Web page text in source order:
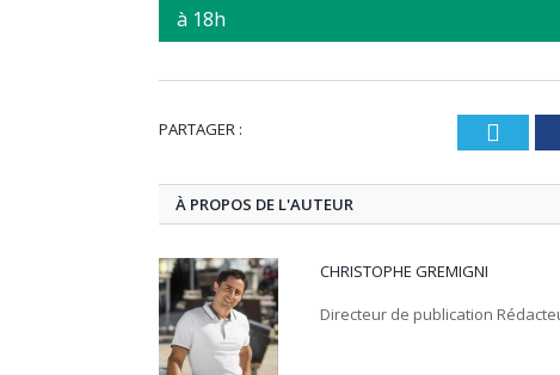
à 18h
PARTAGER :
À PROPOS DE L'AUTEUR
CHRISTOPHE GREMIGNI
Directeur de publication